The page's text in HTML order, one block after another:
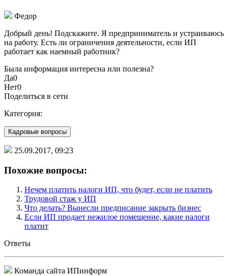
Федор
Добрый день! Подскажите. Я предприниматель и устраиваюсь
на работу. Есть ли ограничения деятельности, если ИП
работает как наемный работник?
Была информация интересна или полезна?
Да0
Нет0
Поделиться в сети
Категория:
Кадровые вопросы
25.09.2017, 09:23
Похожие вопросы:
Нечем платить налоги ИП, что будет, если не платить
Трудовой стаж у ИП
Что делать? Вынесли предписание закрыть бизнес
Если ИП продает нежилое помещение, какие налоги
платит
Ответы
Команда сайта ИПинформ